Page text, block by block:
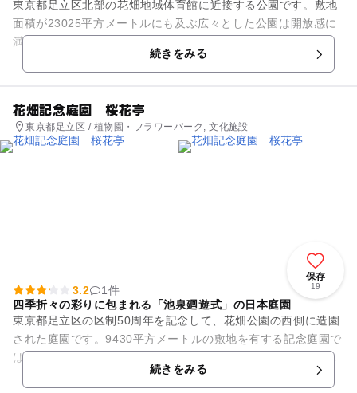
東京都足立区北部の花畑地域体育館に近接する公園です。敷地
面積が23025平方メートルにも及ぶ広々とした公園は開放感に
満ち溢れています。自由広場には、約120本の桜が公園の端に
続きをみる
花畑記念庭園 桜花亭
東京都足立区 / 植物園・フラワーパーク, 文化施設
保存
19
3.2
1件
四季折々の彩りに包まれる「池泉廻遊式」の日本庭園
東京都足立区の区制50周年を記念して、花畑公園の西側に造園
された庭園です。9430平方メートルの敷地を有する記念庭園で
は、日本文化の伝統に親しむことができます。園の周囲は、石
続きをみる